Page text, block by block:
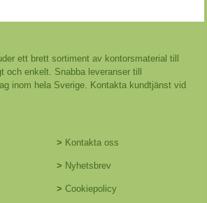
ett brett sortiment av kontorsmaterial till
och enkelt. Snabba leveranser till
inom hela Sverige. Kontakta kundtjänst vid
> Kontakta oss
> Nyhetsbrev
> Cookiepolicy